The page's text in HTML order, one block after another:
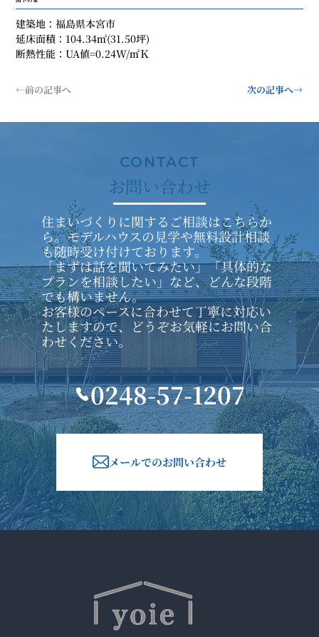
建築地：福島県本宮市
延床面積：104.34㎡(31.50坪)
断熱性能：UA値=0.24W/㎡Ｋ
←前の記事へ 次の記事へ→
​CONTACT
​お問い合わせ
住まいづくりに関するご相談はこちらか
ら。モデルハウスの見学や無料設計相談
も随時受け付けております。
「まずは話を聞いてみたい」「具体的な
プランを相談したい」など、どんな段階
でも構いません。
お客様のペースに合わせて丁寧に対応い
たしますので、どうぞお気軽にお問い合
わせください。
0248-57-1207
メールでのお問い合わせ